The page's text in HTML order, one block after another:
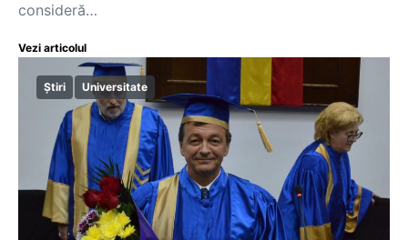
consideră…
Vezi articolul
Știri Universitate